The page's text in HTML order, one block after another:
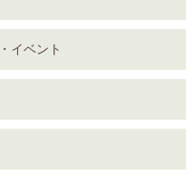
しました。
ラジオ番組2026.1.6放送分『今年の
ラジオ番組2025.12.2放送分『なま
新しました。
イベント